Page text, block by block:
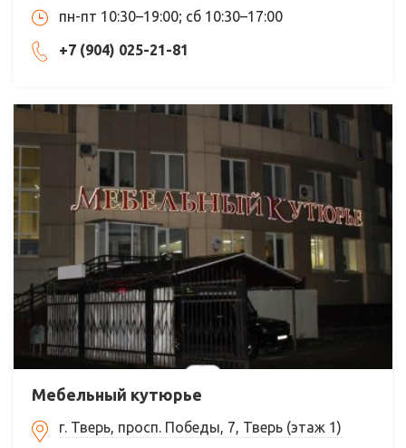
пн-пт 10:30–19:00; сб 10:30–17:00
+7 (904) 025-21-81
Мебельный кутюрье
г. Тверь, просп. Победы, 7, Тверь (этаж 1)